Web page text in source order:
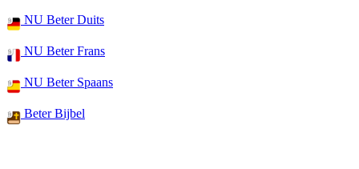
NU Beter Duits
NU Beter Frans
NU Beter Spaans
Beter Bijbel